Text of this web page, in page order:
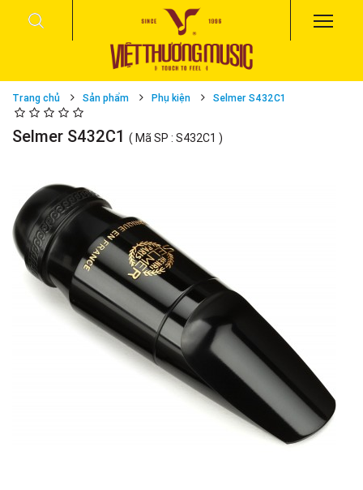
Trang chủ Sản phẩm Phụ kiện Selmer S432C1
Selmer S432C1 ( Mã SP : S432C1 )